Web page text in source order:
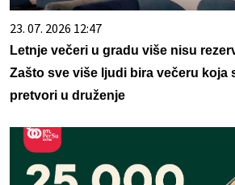
23. 07. 2026 12:47
Letnje večeri u gradu više nisu
Zašto sve više ljudi bira večeru koja
pretvori u druženje